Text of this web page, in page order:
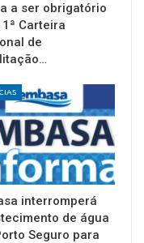
a ser obrigatório
Carteira
de
interromperá
de água
Seguro para